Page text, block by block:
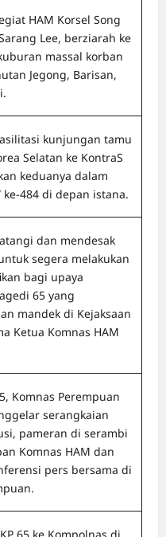
HAM Korsel Song
Lee, berziarah ke
massal korban
Jegong, Barisan,
kunjungan tamu
Selatan ke KontraS
keduanya dalam
ke-484 di depan istana.
dan mendesak
segera melakukan
bagi upaya
65 yang
mandek di Kejaksaan
Ketua Komnas HAM
Komnas Perempuan
serangkaian
pameran di serambi
Komnas HAM dan
pers bersama di